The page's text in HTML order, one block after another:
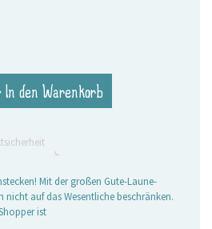
€.
In den Warenkorb
Mit der großen Gute-Laune-
nicht auf das Wesentliche beschränken.
ist